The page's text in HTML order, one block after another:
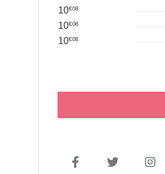
10€08
10€08
10€08